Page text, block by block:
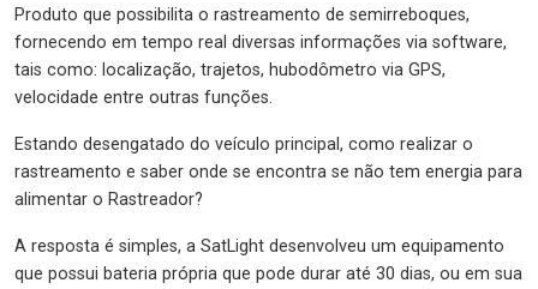
Produto que possibilita o rastreamento de semirreboques,
fornecendo em tempo real diversas informações via software,
tais como: localização, trajetos, hubodômetro via GPS,
velocidade entre outras funções.
Estando desengatado do veículo principal, como realizar o
rastreamento e saber onde se encontra se não tem energia para
alimentar o Rastreador?
A resposta é simples, a SatLight desenvolveu um equipamento
que possui bateria própria que pode durar até 30 dias, ou em sua